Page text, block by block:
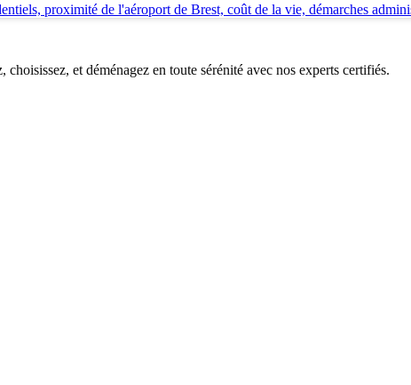
proximité de l'aéroport de Brest, coût de la vie, démarches
et déménagez en toute sérénité avec nos experts certifiés.